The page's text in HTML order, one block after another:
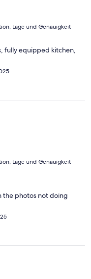
Lage und Genauigkeit
fully equipped kitchen,
Lage und Genauigkeit
the photos not doing